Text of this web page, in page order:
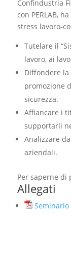
Confindustria
con PERLAB,
stress lavoro-
Tutelare il
lavoro, ai
Diffondere
promozione
sicurezza.
Affiancare i
supportarli
Analizzare
aziendali.
Per saperne di
Allegati
Seminario